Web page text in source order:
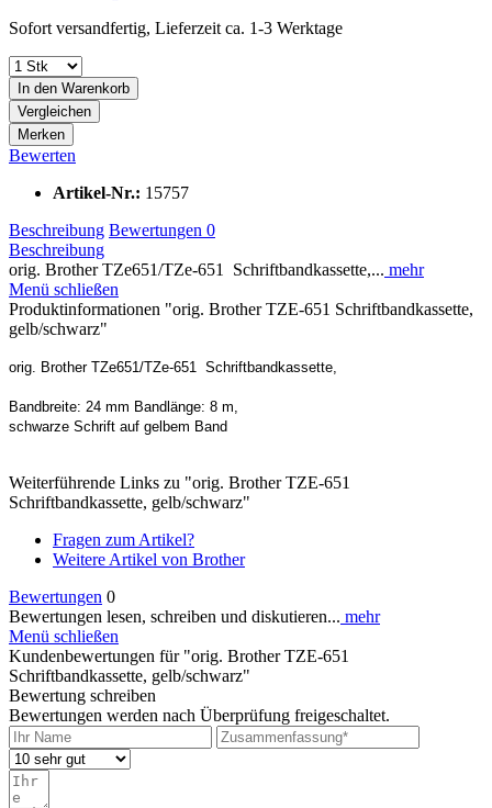
Sofort versandfertig, Lieferzeit ca. 1-3 Werktage
In den Warenkorb
Vergleichen
Merken
Bewerten
Artikel-Nr.: 15757
Beschreibung Bewertungen 0
Beschreibung
orig. Brother TZe651/TZe-651 Schriftbandkassette,... mehr
Menü schließen
Produktinformationen "orig. Brother TZE-651 Schriftbandkassette,
gelb/schwarz"
orig. Brother TZe651/TZe-651 Schriftbandkassette,
Bandbreite: 24 mm Bandlänge: 8 m,
schwarze Schrift auf gelbem Band
Weiterführende Links zu "orig. Brother TZE-651
Schriftbandkassette, gelb/schwarz"
Fragen zum Artikel?
Weitere Artikel von Brother
Bewertungen 0
Bewertungen lesen, schreiben und diskutieren... mehr
Menü schließen
Kundenbewertungen für "orig. Brother TZE-651
Schriftbandkassette, gelb/schwarz"
Bewertung schreiben
Bewertungen werden nach Überprüfung freigeschaltet.